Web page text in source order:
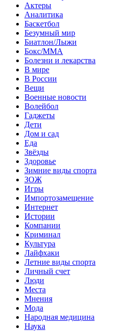
Актеры
Аналитика
Баскетбол
Безумный мир
Биатлон/Лыжи
Бокс/MMA
Болезни и лекарства
В мире
В России
Вещи
Военные новости
Волейбол
Гаджеты
Дети
Дом и сад
Еда
Звёзды
Здоровье
Зимние виды спорта
ЗОЖ
Игры
Импортозамещение
Интернет
Истории
Компании
Криминал
Культура
Лайфхаки
Летние виды спорта
Личный счет
Люди
Места
Мнения
Мода
Народная медицина
Наука